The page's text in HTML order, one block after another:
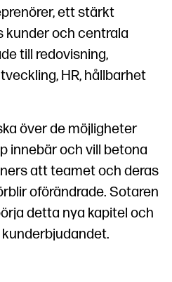
ett stärkt
kunder och centrala
till redovisning,
HR, hållbarhet
över de möjligheter
innebär och vill betona
att teamet och deras
oförändrade. Sotaren
detta nya kapitel och